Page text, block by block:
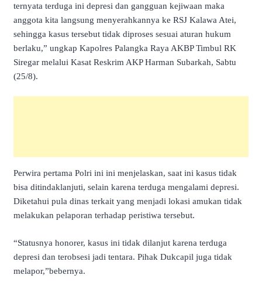
ternyata terduga ini depresi dan gangguan kejiwaan maka
anggota kita langsung menyerahkannya ke RSJ Kalawa Atei,
sehingga kasus tersebut tidak diproses sesuai aturan hukum
berlaku,” ungkap Kapolres Palangka Raya AKBP Timbul RK
Siregar melalui Kasat Reskrim AKP Harman Subarkah, Sabtu
(25/8).
Perwira pertama Polri ini ini menjelaskan, saat ini kasus tidak
bisa ditindaklanjuti, selain karena terduga mengalami depresi.
Diketahui pula dinas terkait yang menjadi lokasi amukan tidak
melakukan pelaporan terhadap peristiwa tersebut.
“Statusnya honorer, kasus ini tidak dilanjut karena terduga
depresi dan terobsesi jadi tentara. Pihak Dukcapil juga tidak
melapor,”bebernya.